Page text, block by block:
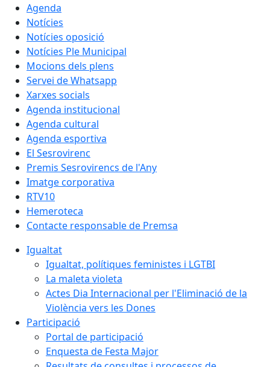
Agenda
Notícies
Notícies oposició
Notícies Ple Municipal
Mocions dels plens
Servei de Whatsapp
Xarxes socials
Agenda institucional
Agenda cultural
Agenda esportiva
El Sesrovirenc
Premis Sesrovirencs de l'Any
Imatge corporativa
RTV10
Hemeroteca
Contacte responsable de Premsa
Igualtat
Igualtat, polítiques feministes i LGTBI
La maleta violeta
Actes Dia Internacional per l'Eliminació de la
Violència vers les Dones
Participació
Portal de participació
Enquesta de Festa Major